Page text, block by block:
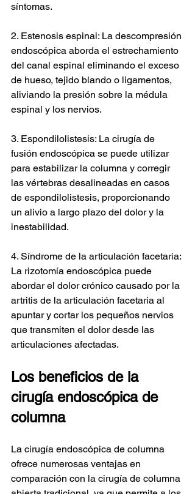
síntomas.
2. Estenosis espinal: La descompresión
endoscópica aborda el estrechamiento
del canal espinal eliminando el exceso
de hueso, tejido blando o ligamentos,
aliviando la presión sobre la médula
espinal y los nervios.
3. Espondilolistesis: La cirugía de
fusión endoscópica se puede utilizar
para estabilizar la columna y corregir
las vértebras desalineadas en casos
de espondilolistesis, proporcionando
un alivio a largo plazo del dolor y la
inestabilidad.
4. Síndrome de la articulación facetaria:
La rizotomía endoscópica puede
abordar el dolor crónico causado por la
artritis de la articulación facetaria al
apuntar y cortar los pequeños nervios
que transmiten el dolor desde las
articulaciones afectadas.
Los beneficios de la
cirugía endoscópica de
columna
La cirugía endoscópica de columna
ofrece numerosas ventajas en
comparación con la cirugía de columna